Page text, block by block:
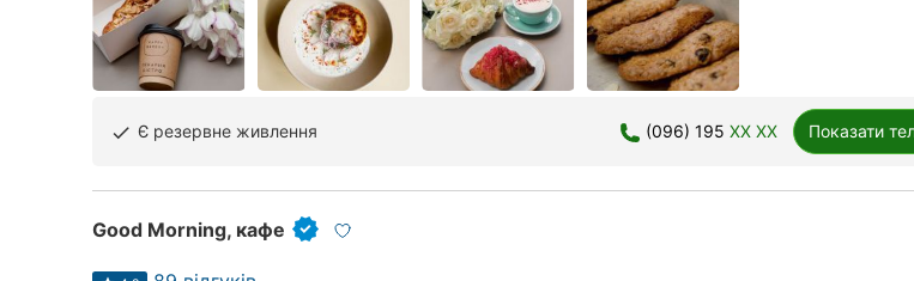
Івано-Франківськ
Ужгород
done Є резервне живлення (096) 195 XX XX Показати
Good Morning, кафе